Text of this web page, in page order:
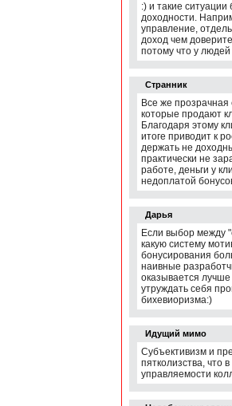
:) и такие
доходности.
управление,
доход чем
потому что у
Странник
Все же
которые продают
Благодаря этому
итоге приводит к
держать не
практически не
работе, деньги у
недоплатой
Дарья
Если выбор между
какую систему
бонусирования
наивные
оказывается
утруждать себя
бихевиоризма:)
Идущий мимо
Субъективизм и
пятколизства, что
управляемости